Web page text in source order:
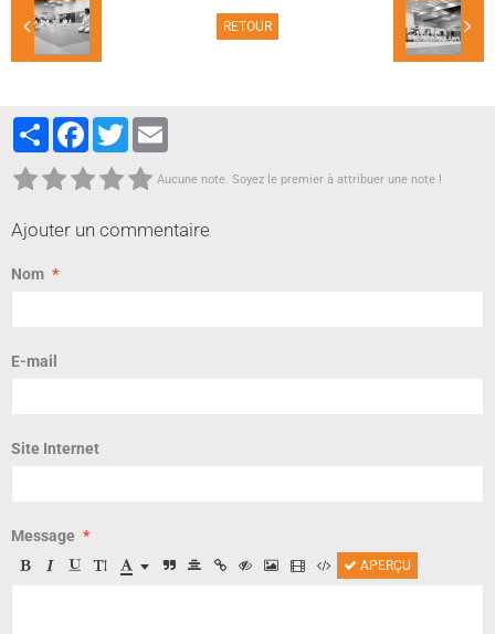
RETOUR
PartagerFacebook
Twitter
Aucune note. Soyez le premier à attribuer une note !
Ajouter un commentaire
Nom
E-mail
Site Internet
Message
APERÇU